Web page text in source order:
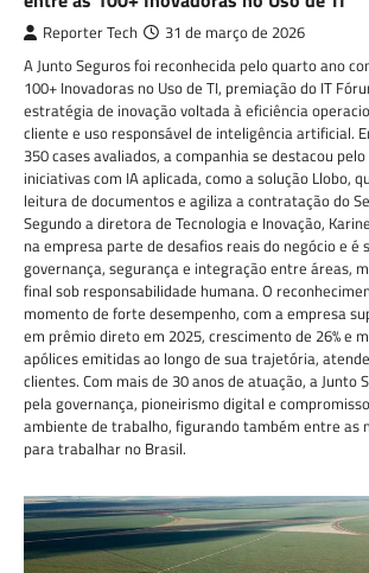
Reporter Tech 31 de março de 2026
A Junto Seguros foi reconhecida pelo quarto ano
100+ Inovadoras no Uso de TI, premiação do IT
estratégia de inovação voltada à eficiência
cliente e uso responsável de inteligência artificial.
350 cases avaliados, a companhia se destacou
iniciativas com IA aplicada, como a solução Llobo,
leitura de documentos e agiliza a contratação do
Segundo a diretora de Tecnologia e Inovação,
na empresa parte de desafios reais do negócio e é
governança, segurança e integração entre áreas,
final sob responsabilidade humana. O
momento de forte desempenho, com a empresa
em prêmio direto em 2025, crescimento de 26% e
apólices emitidas ao longo de sua trajetória,
clientes. Com mais de 30 anos de atuação, a Junto
pela governança, pioneirismo digital e
ambiente de trabalho, figurando também entre as
para trabalhar no Brasil.